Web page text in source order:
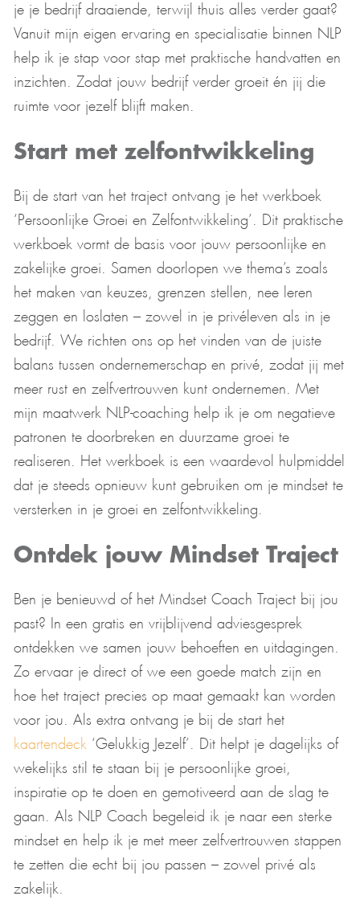
je je bedrijf draaiende, terwijl thuis alles verder gaat?
Vanuit mijn eigen ervaring en specialisatie binnen NLP
help ik je stap voor stap met praktische handvatten en
inzichten. Zodat jouw bedrijf verder groeit én jij die
ruimte voor jezelf blijft maken.
Start met zelfontwikkeling
Bij de start van het traject ontvang je het werkboek
‘Persoonlijke Groei en Zelfontwikkeling’. Dit praktische
werkboek vormt de basis voor jouw persoonlijke en
zakelijke groei. Samen doorlopen we thema’s zoals
het maken van keuzes, grenzen stellen, nee leren
zeggen en loslaten – zowel in je privéleven als in je
bedrijf. We richten ons op het vinden van de juiste
balans tussen ondernemerschap en privé, zodat jij met
meer rust en zelfvertrouwen kunt ondernemen. Met
mijn maatwerk NLP-coaching help ik je om negatieve
patronen te doorbreken en duurzame groei te
realiseren. Het werkboek is een waardevol hulpmiddel
dat je steeds opnieuw kunt gebruiken om je mindset te
versterken in je groei en zelfontwikkeling.
Ontdek jouw Mindset Traject
Ben je benieuwd of het Mindset Coach Traject bij jou
past? In een gratis en vrijblijvend adviesgesprek
ontdekken we samen jouw behoeften en uitdagingen.
Zo ervaar je direct of we een goede match zijn en
hoe het traject precies op maat gemaakt kan worden
voor jou. Als extra ontvang je bij de start het
kaartendeck ‘Gelukkig Jezelf’. Dit helpt je dagelijks of
wekelijks stil te staan bij je persoonlijke groei,
inspiratie op te doen en gemotiveerd aan de slag te
gaan. Als NLP Coach begeleid ik je naar een sterke
mindset en help ik je met meer zelfvertrouwen stappen
te zetten die echt bij jou passen – zowel privé als
zakelijk.